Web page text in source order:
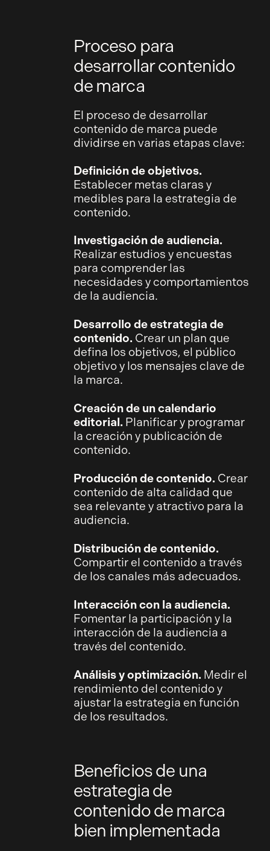
Proceso para
desarrollar contenido
de marca
El proceso de desarrollar
contenido de marca puede
dividirse en varias etapas clave:
Definición de objetivos.
Establecer metas claras y
medibles para la estrategia de
contenido.
Investigación de audiencia.
Realizar estudios y encuestas
para comprender las
necesidades y comportamientos
de la audiencia.
Desarrollo de estrategia de
contenido. Crear un plan que
defina los objetivos, el público
objetivo y los mensajes clave de
la marca.
Creación de un calendario
editorial. Planificar y programar
la creación y publicación de
contenido.
Producción de contenido. Crear
contenido de alta calidad que
sea relevante y atractivo para la
audiencia.
Distribución de contenido.
Compartir el contenido a través
de los canales más adecuados.
Interacción con la audiencia.
Fomentar la participación y la
interacción de la audiencia a
través del contenido.
Análisis y optimización. Medir el
rendimiento del contenido y
ajustar la estrategia en función
de los resultados.
Beneficios de una
estrategia de
contenido de marca
bien implementada